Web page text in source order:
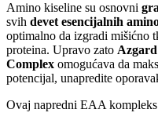
Amino kiseline su osnovni
svih devet esencijalnih
optimalno da izgradi mišićno
proteina. Upravo zato
Complex omogućava da
potencijal, unapredite
Ovaj napredni EAA kompleks